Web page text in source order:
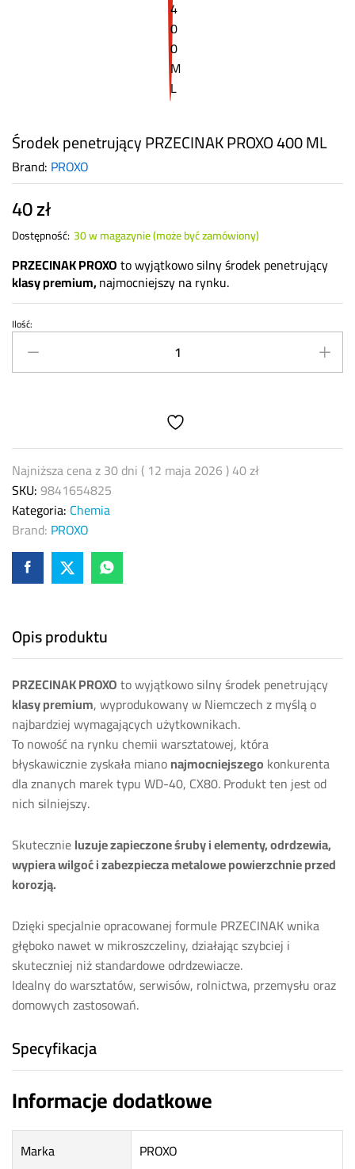
Środek penetrujący PRZECINAK PROXO 400 ML
Brand: PROXO
40zł
Dostępność:30 w magazynie (może być zamówiony)
PRZECINAK PROXOto wyjątkowo silny środek penetrujący
klasy premium,najmocniejszy na rynku.
Środek
penetrujący
PRZECINAK
quantity
Ilość:
Najniższa cena z 30 dni ( 12 maja 2026)40zł
SKU:9841654825
Kategoria: Chemia
Brand: PROXO
Opis produktu
PRZECINAK PROXOto wyjątkowo silny środek penetrujący
klasy premium, wyprodukowany w Niemczech z myślą o
najbardziej wymagających użytkownikach.
To nowość na rynku chemii warsztatowej, która
błyskawicznie zyskała mianonajmocniejszego konkurenta
dla znanych marek typu WD-40, CX80. Produkt ten jest od
nich silniejszy.
Skutecznieluzuje zapieczone śruby i elementy, odrdzewia,
wypiera wilgoć i zabezpiecza metalowe powierzchnie przed
korozją.
Dzięki specjalnie opracowanej formule PRZECINAK wnika
głęboko nawet w mikroszczeliny, działając szybciej i
skuteczniej niż standardowe odrdzewiacze.
Idealny do warsztatów, serwisów, rolnictwa, przemysłu oraz
domowych zastosowań.
Specyfikacja
Informacje dodatkowe
Marka PROXO